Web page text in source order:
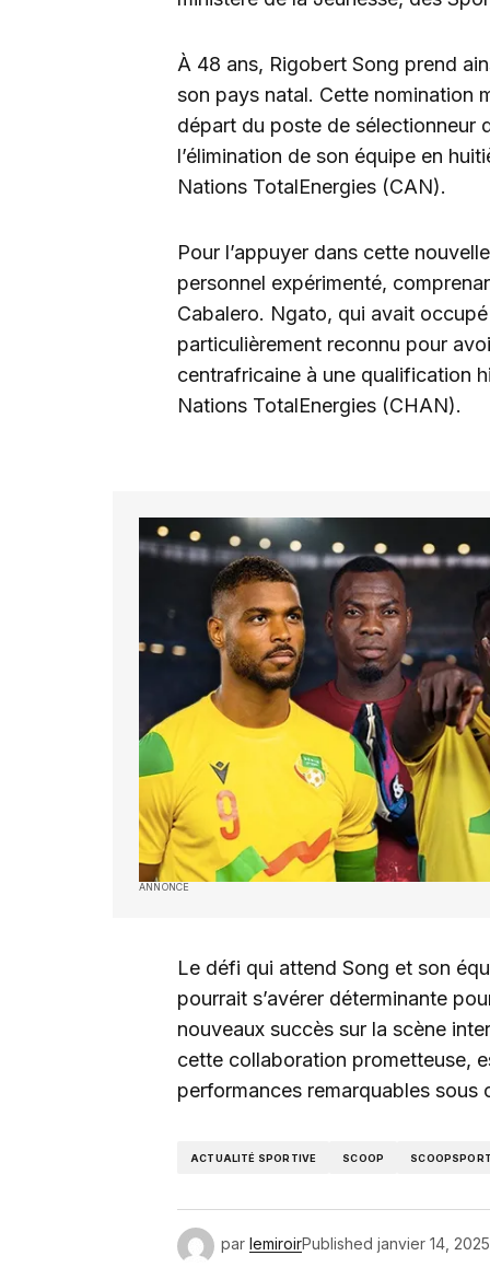
À 48 ans, Rigobert Song prend
son pays natal. Cette nomination
départ du poste de sélectionneur
l’élimination de son équipe en
Nations TotalEnergies (CAN).
Pour l’appuyer dans cette
personnel expérimenté,
Cabalero. Ngato, qui avait
particulièrement reconnu pour
centrafricaine à une qualification
Nations TotalEnergies (CHAN).
ANNONCE
Le défi qui attend Song et son
pourrait s’avérer déterminante
nouveaux succès sur la scène
cette collaboration prometteuse,
performances remarquables sous
ACTUALITÉ SPORTIVE SCOOP
par lemiroirPublished janvier 14, 2025